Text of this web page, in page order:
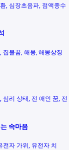
심장초음파 점액종수
집불꿈 해몽 해몽상징
심리 상태 전 애인 꿈 전
속마음
전자 가위 유전자 치